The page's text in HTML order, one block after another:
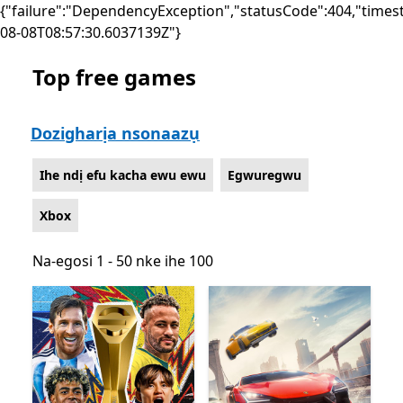
08-08T08:57:30.6037139Z"}
List Microsoft.com
Top free games
Dozigharịa nsonaazụ
Ihe ndị efu kacha ewu ewu Egwuregwu
Xbox
Na-egosi 1 - 50 nke ihe 100
Na-egosi 1 - 50 nke ihe 100